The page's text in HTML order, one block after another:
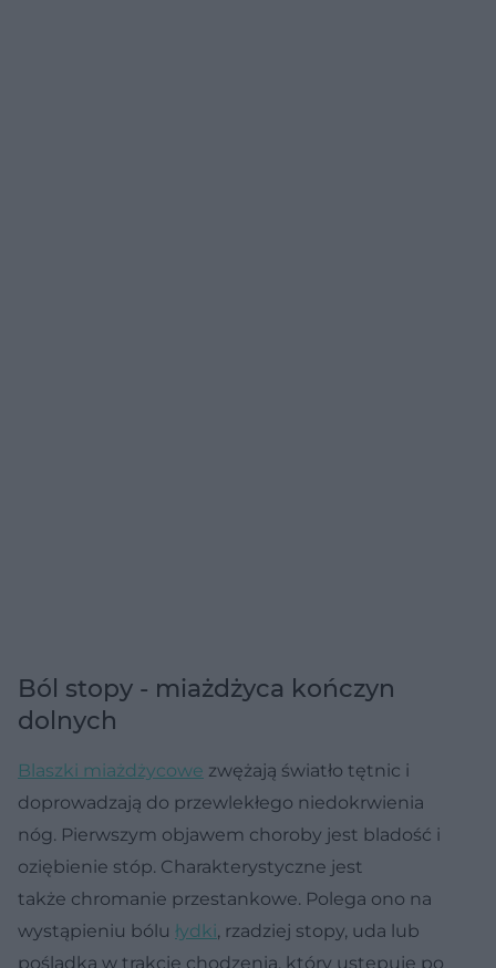
Ból stopy - miażdżyca kończyn
dolnych
Blaszki miażdżycowe zwężają światło tętnic i
doprowadzają do przewlekłego niedokrwienia
nóg. Pierwszym objawem choroby jest bladość i
oziębienie stóp. Charakterystyczne jest
także chromanie przestankowe. Polega ono na
wystąpieniu bólu łydki, rzadziej stopy, uda lub
pośladka w trakcie chodzenia, który ustępuje po